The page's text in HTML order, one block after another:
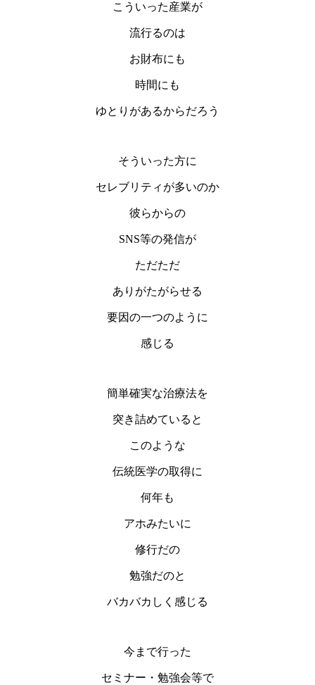
こういった産業が
流行るのは
お財布にも
時間にも
ゆとりがあるからだろう
そういった方に
セレブリティが多いのか
彼らからの
SNS等の発信が
ただただ
ありがたがらせる
要因の一つのように
感じる
簡単確実な治療法を
突き詰めていると
このような
伝統医学の取得に
何年も
アホみたいに
修行だの
勉強だのと
バカバカしく感じる
今まで行った
セミナー・勉強会等で